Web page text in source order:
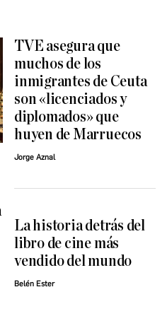
TVE asegura que
muchos de los
inmigrantes de Ceuta
son «licenciados y
diplomados» que
huyen de Marruecos
Jorge Aznal
La historia detrás del
libro de cine más
vendido del mundo
Belén Ester